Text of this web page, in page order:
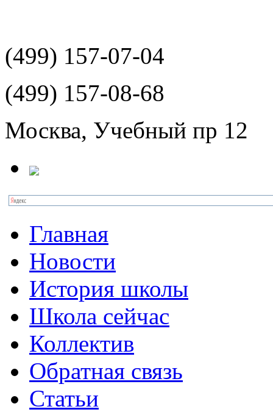
(499) 157-07-04
(499) 157-08-68
Москва, Учебный пр 12
Главная
Новости
История школы
Школа сейчас
Коллектив
Обратная связь
Статьи